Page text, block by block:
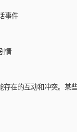
事件
情
在的互动和冲突。